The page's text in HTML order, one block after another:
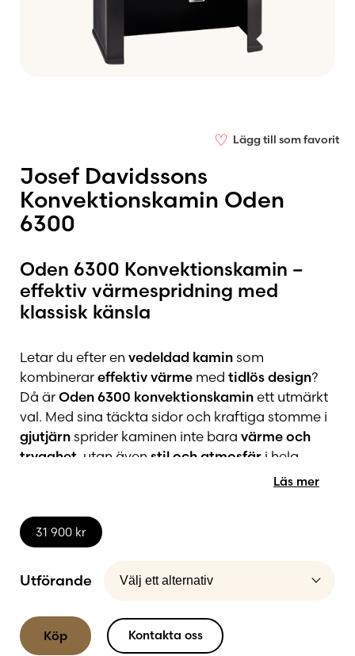
♡ Lägg till som favorit
Josef Davidssons
Konvektionskamin Oden
6300
31 900 kr
Oden 6300 Konvektionskamin –
effektiv värmespridning med
klassisk känsla
Letar du efter en vedeldad kaminsom
kombinerareffektiv värme med tidlös design?
Då ärOden 6300 konvektionskaminett utmärkt
val. Med sina täckta sidor och kraftiga stomme i
gjutjärnsprider kaminen inte bara värme och
trygghet , utan även stil och atmosfär i hela
konvektion
Oden 6300 är utrustad medkonvektionssidor
som förbättrar luftcirkulationen och gör att
Läs mer
Utförande
Köp Kontakta oss